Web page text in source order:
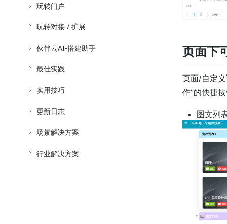
玩转门户
玩转对接 / 扩展
伙伴云AI-搭建助手
最佳实践
实用技巧
更新日志
场景解决方案
行业解决方案
页面下
页面/自定义
作”的快捷
图文列